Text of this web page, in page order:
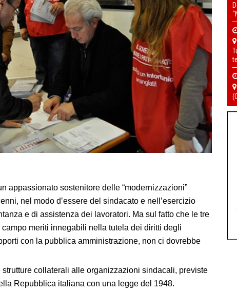
appassionato sostenitore delle “modernizzazioni”
nel modo d’essere del sindacato e nell’esercizio
e di assistenza dei lavoratori. Ma sul fatto che le tre
meriti innegabili nella tutela dei diritti degli
con la pubblica amministrazione, non ci dovrebbe
collaterali alle organizzazioni sindacali, previste
Repubblica italiana con una legge del 1948.